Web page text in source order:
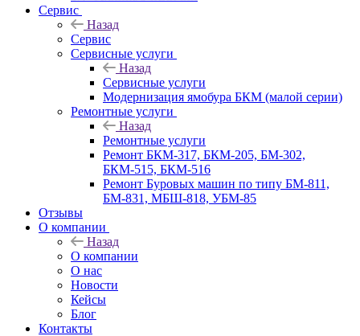
Сервис
Назад
Сервис
Сервисные услуги
Назад
Сервисные услуги
Модернизация ямобура БКМ (малой серии)
Ремонтные услуги
Назад
Ремонтные услуги
Ремонт БКМ-317, БКМ-205, БМ-302,
БКМ-515, БКМ-516
Ремонт Буровых машин по типу БМ-811,
БМ-831, МБШ-818, УБМ-85
Отзывы
О компании
Назад
О компании
О нас
Новости
Кейсы
Блог
Контакты